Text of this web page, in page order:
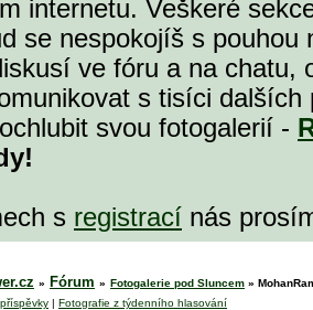
internetu. Veškeré
se nespokojíš s pouhou
ve fóru a na chatu,
s tisíci
svou fotogalerií -
s registrací nás
» Fórum » Fotogalerie pod Sluncem »
| Fotografie z týdenního hlasování